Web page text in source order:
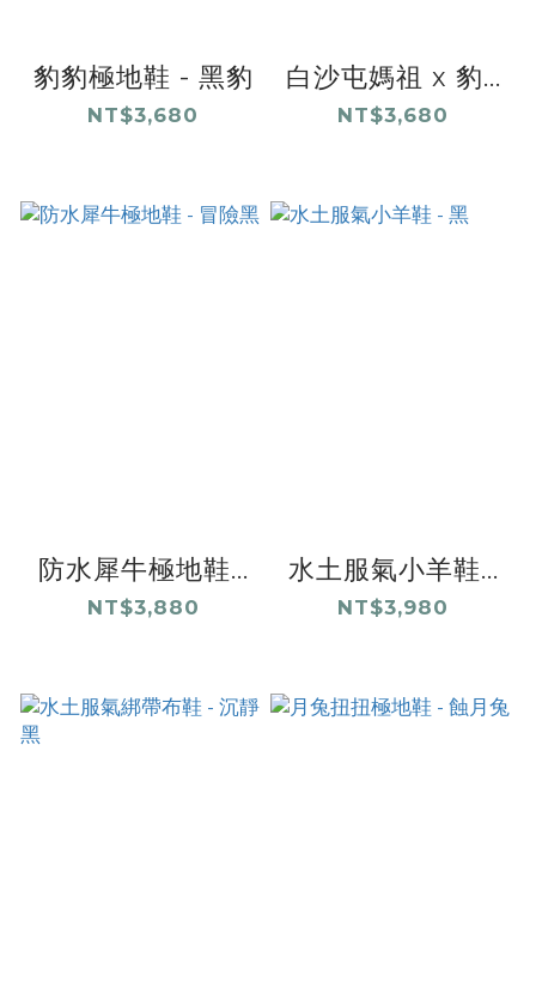
豹豹極地鞋 - 黑豹
NT$3,680
白沙屯媽祖 x 豹...
NT$3,680
防水犀牛極地鞋...
NT$3,880
水土服氣小羊鞋...
NT$3,980